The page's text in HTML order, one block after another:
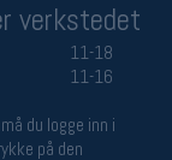
verkstedet
11-18
11-16
du logge inn i
på den